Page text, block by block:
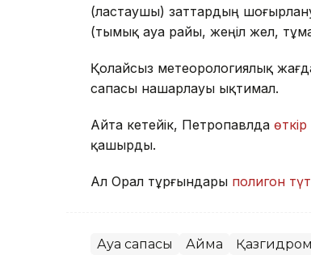
(ластаушы) заттардың
(тымық ауа райы, жеңіл жел,
Қолайсыз метеорологиялық
сапасы нашарлауы ықтимал.
Айта кетейік, Петропавлда
қашырды.
Ал Орал тұрғындары полигон
Ауа сапасы Аймақ